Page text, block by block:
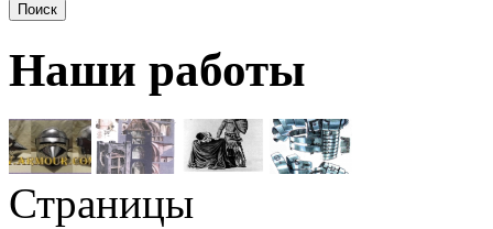
Поиск
Наши работы
Страницы